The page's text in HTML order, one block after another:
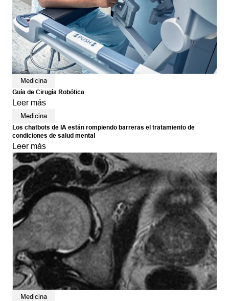
Medicina
Guía de Cirugía Robótica
Leer más
Medicina
Los chatbots de IA están rompiendo barreras el tratamiento de
condiciones de salud mental
Leer más
Medicina